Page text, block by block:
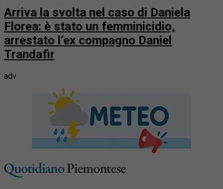
Arriva la svolta nel caso di Daniela
Florea: è stato un femminicidio,
arrestato l’ex compagno Daniel
Trandafir
adv